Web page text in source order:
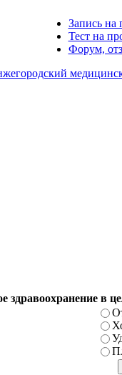
Запись на
Тест на
Форум,
здравоохранение в